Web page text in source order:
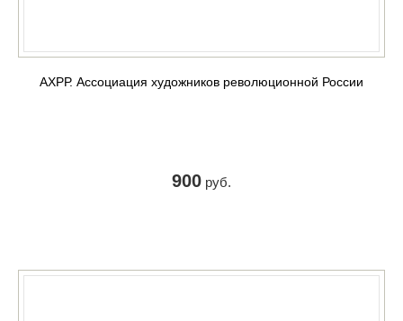
АХРР. Ассоциация художников революционной России
900 руб.